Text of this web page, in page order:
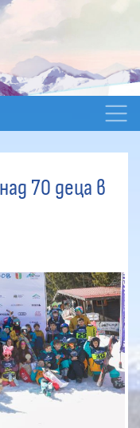
70 деца в